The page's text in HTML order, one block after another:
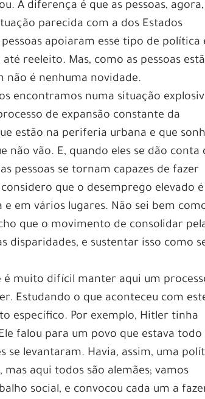
A diferença é que as pessoas,
parecida com a dos Estados
apoiaram esse tipo de política
reeleito. Mas, como as pessoas
não é nenhuma novidade.
encontramos numa situação
de expansão constante da
estão na periferia urbana e que
não vão. E, quando eles se dão conta
pessoas se tornam capazes de fazer
que o desemprego elevado
em vários lugares. Não sei bem
que o movimento de consolidar
disparidades, e sustentar isso como
é muito difícil manter aqui um
Estudando o que aconteceu com
específico. Por exemplo, Hitler tinha
falou para um povo que estava todo
se levantaram. Havia, assim, uma
aqui todos são alemães; vamos
social, e convocou cada um a